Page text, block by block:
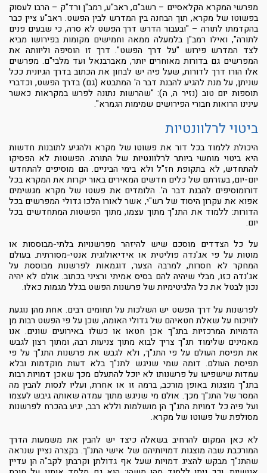
מפרשי המקרא הקלאסיים – רשב"ם, ראב"ע, רמב"ן ורד"ק – הרבו לעסוק
בפשוטו של מקרא, תוך הבחנה בין המדרש לבין הפשט. ראב"ע ציין כבר
בהקדמתו לתורה – "ובעבור הדרש דרך הפשט לא סרה, כי שבעים פנים
לתורה", ואילו רמב"ן בלמעלה ממאה וחמישים מקומות בפירושו מביא
לצד המדרש פירוש "על דרך הפשט". דרך זו הוסיפה וליוותה את
המפרשים גם בדורות מאוחרים יותר, מאברבנאל ועד מלבי"ם. מפרשים
אלו הורו דרך לדורות, שעל פיה יש לבחון את הכתוב בדרך הגיונית ככל
שניתן, על מנת להגיע להבנת דבר ה' המתבטא (גם) בדרך הפשט, וכדברי
תוספות יום טוב (נזיר ה, ה): "שהרשות נתונה לפרש במקראות כאשר
עינינו הרואות חבורי הפירושים שמימות הגמרא".
ביטוי לרלוונטיות
היכולת ללמוד בכל דור את פשוטו של מקרא ולהגיע לתובנות חדשות
היא ביטוי מוחשי ביותר לרלוונטיות של התורה. הפשטות לא הפסיקו
להתחדש, לא בתקופת חז"ל ולא בימי הביניים. הם מוסיפים להתחדש
יום-יום, בעזרתם של כלים חדשים המאירים באור יקרות את המקרא בכל
דורומוסיפים להבנת דבר ה'. הלומדים את פשטו של מקרא מגשימים
אפוא את עקרון היסוד של רש"י, אשר לאורו הלכו גדולי המפרשים בכל
הדורות: ללמוד את התנ"ך מתוך עצמו, מתוך הפשטות המתחדשים בכל
יום.
על כל הצדדים מוסכם שיש להיזהר מפרשנויות בלתי-מבוססות או
מוטות על פי אג'נדה פוליטית או אידיאולוגית אנטי-מסורתית. בעולם
המחקר לא חסרות, למרבה הצער, דוגמאות לפרשנות מבוססת על
אג'נדה כזו, מבלי שיהיה להם בסיס אמיתי ורציני בכתוב. אולם לא יהיה
נכון לבטל את כל הלגיטימיות של פרשנות הפשט בגלל מגמות כאלו.
לפרשנות על דרך הפשט יש השלכות על תחומים רבים. אחת מהן נוגעת
לוויכוח על שאלת חטאיהם של גדולי האומה, שכן על פי הפשט רבות מן
הדמויות המרכזיות בתנ"ך אכן חטאו או כשלו באירועים שונים. אנו
מאמינים שלימוד תנ"ך צריך לבוא מתוך צניעות רבה, ומתוך רצון לגבש
את תפיסת העולם על פי התנ"ך, ולא לגבש את פרשנות התנ"ך על פי
תפיסת העולם. דומה שמי שניגש לתנ"ך בלא דעות מוקדמות ובלא
עמדות שישפיעו על פרשנותו לא יוכל להתעלם מכך שאכן דמויות רבות
בתנ"ך מוצגות באופן מורכב, ברמה זו או אחרת, ועליו לנסות להבין מה
המסר של התנ"ך מכך. אולם מי שניגש מתוך עמדה שאותה גיבש לעצמו
ועל פיה כל דמויות התנ"ך הן מושלמות וללא רבב, יגיע בהכרח לפרשנות
מסולפת של פשוטו של מקרא.
לא כאן המקום להרחיב בשאלה כיצד יש להבין את משמעות הדרך
המורכבת שבה מוצגות דמויותיהם של אישי התנ"ך. בקצרה נציין שנראה
שהתנ"ך מבקש להציג דמויות שעל אף גדולתן וקרבתן לקב"ה הן עדיין